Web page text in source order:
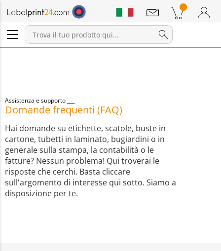
Prodotti nel carrello
Annunci
Assistenza e supporto
Domande frequenti (FAQ)
Hai domande su etichette, scatole, buste in
cartone, tubetti in laminato, bugiardini o in
generale sulla stampa, la contabilità o le
fatture? Nessun problema! Qui troverai le
risposte che cerchi. Basta cliccare
sull'argomento di interesse qui sotto. Siamo a
disposizione per te.